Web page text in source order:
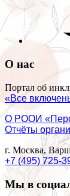
О нас
Портал об
«Все
О РООИ
Отчёты
г. Москва,
+7 (495) 725-
Мы в